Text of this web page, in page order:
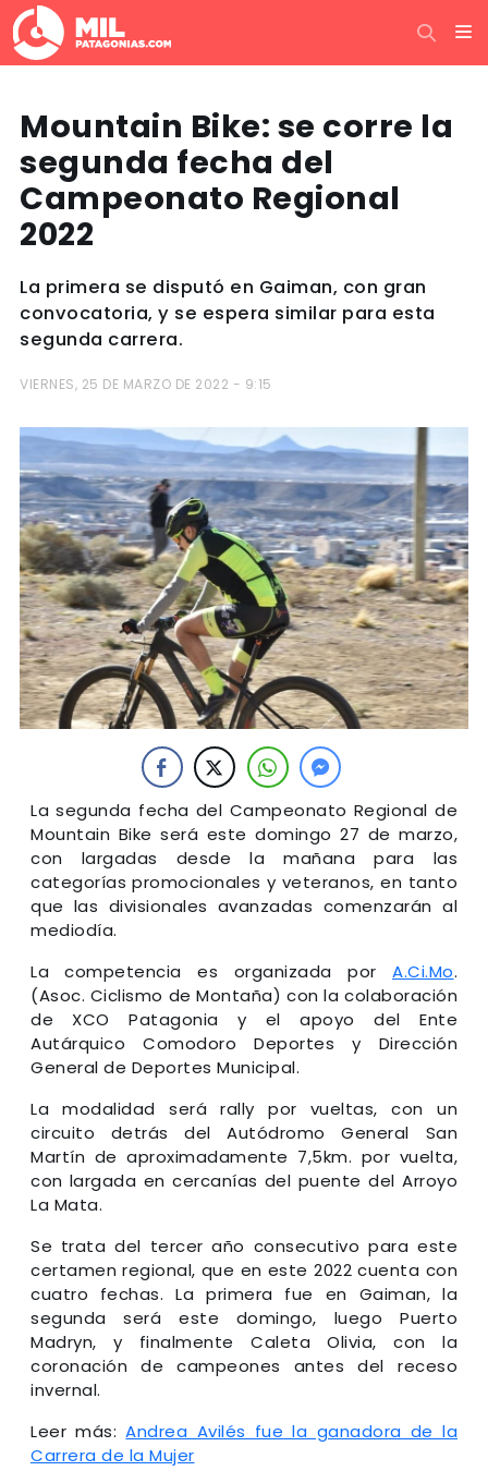
Mountain Bike: se corre la
segunda fecha del
Campeonato Regional
2022
La primera se disputó en Gaiman, con gran
convocatoria, y se espera similar para esta
segunda carrera.
VIERNES, 25 DE MARZO DE 2022 - 9:15
La segunda fecha del Campeonato Regional de
Mountain Bike será este domingo 27 de marzo,
con largadas desde la mañana para las
categorías promocionales y veteranos, en tanto
que las divisionales avanzadas comenzarán al
mediodía.
La competencia es organizada por A.Ci.Mo.
(Asoc. Ciclismo de Montaña) con la colaboración
de XCO Patagonia y el apoyo del Ente
Autárquico Comodoro Deportes y Dirección
General de Deportes Municipal.
La modalidad será rally por vueltas, con un
circuito detrás del Autódromo General San
Martín de aproximadamente 7,5km. por vuelta,
con largada en cercanías del puente del Arroyo
La Mata.
Se trata del tercer año consecutivo para este
certamen regional, que en este 2022 cuenta con
cuatro fechas. La primera fue en Gaiman, la
segunda será este domingo, luego Puerto
Madryn, y finalmente Caleta Olivia, con la
coronación de campeones antes del receso
invernal.
Leer más:Andrea Avilés fue la ganadora de la
Carrera de la Mujer